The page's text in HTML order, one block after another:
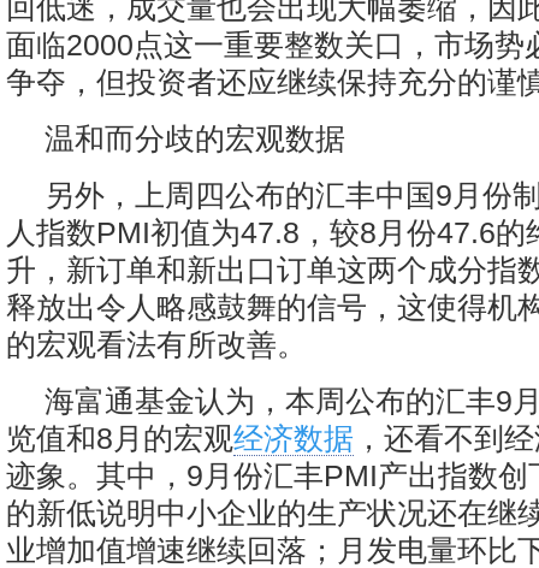
回低迷，成交量也会出现大幅萎缩，因
面临2000点这一重要整数关口，市场势
争夺，但投资者还应继续保持充分的谨
温和而分歧的宏观数据
另外，上周四公布的汇丰中国9月份
人指数PMI初值为47.8，较8月份47.6的
升，新订单和新出口订单这两个成分指
释放出令人略感鼓舞的信号，这使得机
的宏观看法有所改善。
海富通基金认为，本周公布的汇丰9
览值和8月的宏观经济数据 ，还看不到
迹象。其中，9月份汇丰PMI产出指数创
的新低说明中小企业的生产状况还在继
业增加值增速继续回落；月发电量环比